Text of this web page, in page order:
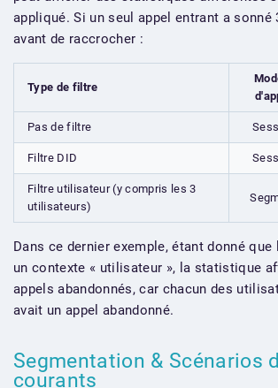
appliqué. Si un seul appel entrant a sonné
avant de raccrocher :
Type de filtre
Pas de filtre
Filtre DID
Filtre utilisateur (y compris les 3
utilisateurs)
Dans ce dernier exemple, étant donné
un contexte « utilisateur », la statistique
appels abandonnés, car chacun des
avait un appel abandonné.
Segmentation & Scénarios
courants